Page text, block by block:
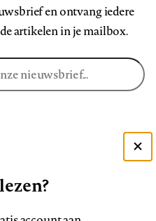
en ontvang iedere
artikelen in je mailbox.